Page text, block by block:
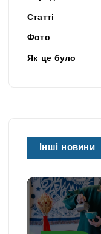
Статті
Фото
Як це було
Інші новини